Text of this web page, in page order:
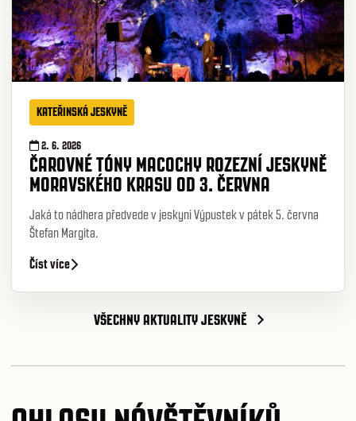
KATEŘINSKÁ JESKYNĚ
2. 6. 2026
ČAROVNÉ TÓNY MACOCHY ROZEZNÍ JESKYNĚ
MORAVSKÉHO KRASU OD 3. ČERVNA
Jaká to nádhera předvede v jeskyni Výpustek v pátek 5. června
Štefan Margita.
Číst více
VŠECHNY AKTUALITY JESKYNĚ